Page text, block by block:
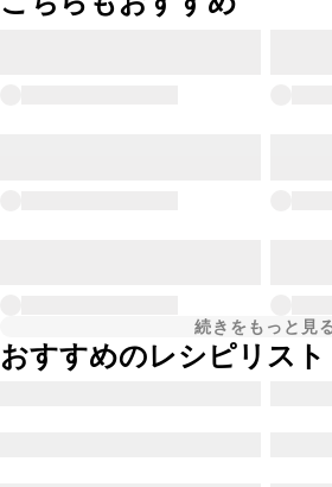
続きをもっと見
おすすめのレシピリスト